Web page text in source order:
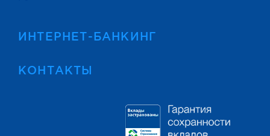
ИНТЕРНЕТ-БАНКИНГ
КОНТАКТЫ